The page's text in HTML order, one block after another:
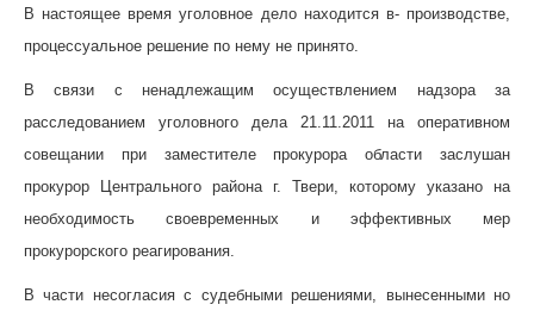
В настоящее время уголовное дело находится в- производстве,
процессуальное решение по нему не принято.
В связи с ненадлежащим осуществлением надзора за
расследованием уголовного дела 21.11.2011 на оперативном
совещании при заместителе прокурора области заслушан
прокурор Центрального района г. Твери, которому указано на
необходимость своевременных и эффективных мер
прокурорского реагирования.
В части несогласия с судебными решениями, вынесенными но